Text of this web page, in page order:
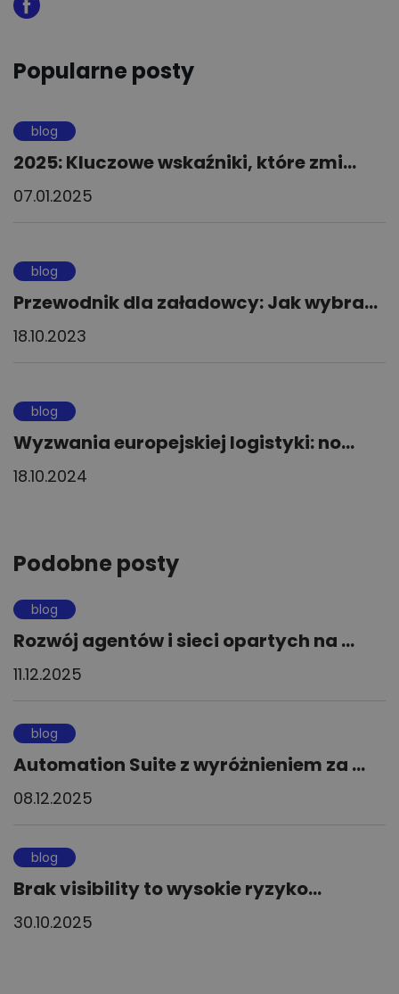
Popularne posty
blog
2025: Kluczowe wskaźniki, które zmi...
07.01.2025
blog
Przewodnik dla załadowcy: Jak wybra...
18.10.2023
blog
Wyzwania europejskiej logistyki: no...
18.10.2024
Podobne posty
blog
Rozwój agentów i sieci opartych na ...
11.12.2025
blog
Automation Suite z wyróżnieniem za ...
08.12.2025
blog
Brak visibility to wysokie ryzyko...
30.10.2025